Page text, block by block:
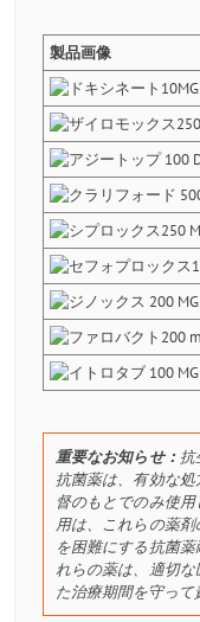
製品画像
重要なお知らせ： 抗
抗菌薬は、有効な
督のもとでのみ使
用は、これらの薬
を困難にする抗菌
れらの薬は、適切
た治療期間を守って